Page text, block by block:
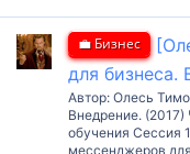
💼 Бизнес
для бизнеса.
Автор: Олесь
Внедрение. (2017)
обучения Сессия
мессенджеров